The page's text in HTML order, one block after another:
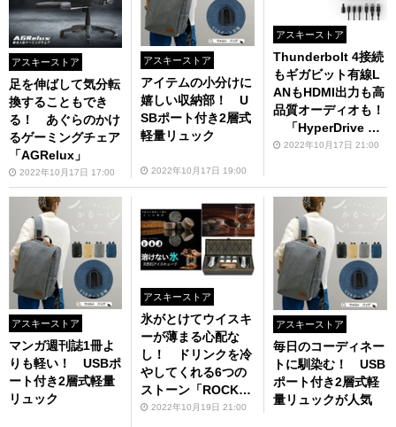
アスキーストア
足を伸ばして気分転
換することもでき
る！ あぐらのかけ
るゲーミングチェア
「AGRelux」
2022年10月17日 17:00
アスキーストア
アイテムの小分けに
嬉しい収納部！ U
SBポート付き2層式
軽量リュック
2022年10月17日 19:00
アスキーストア
Thunderbolt 4接続
もギガビット有線L
ANもHDMI出力も高
品質オーディオも！
「HyperDrive Th
underbolt 4 ドッキ
オフ！）
2022年10月17日 21:00
アスキーストア
マンガ週刊誌1冊よ
りも軽い！ USBポ
ート付き2層式軽量
リュック
アスキーストア
氷がとけてウイスキ
ーが薄まる心配な
し！ ドリンクを冷
やしてくれる6つの
ストーン「ROCK
S」2022年10月19日 21:00
アスキーストア
毎日のコーディネー
トに馴染む！ USB
ポート付き2層式軽
量リュックが人気